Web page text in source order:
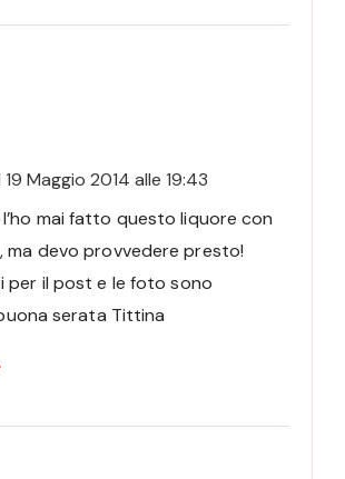
19 Maggio 2014 alle 19:43
mai fatto questo liquore con
ma devo provvedere presto!
per il post e le foto sono
serata Tittina